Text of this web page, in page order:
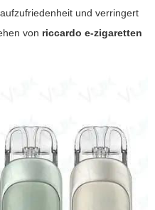
und verringert
von riccardo e-zigaretten